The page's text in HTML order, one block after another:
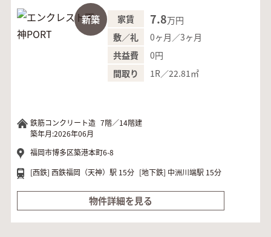
新築 家賃 7.8万円
敷／礼
0ヶ月／3ヶ月
共益費
0円
間取り
1R／22.81㎡
鉄筋コンクリート造 7階／14階建
築年月:2026年06月
福岡市博多区築港本町6-8
[西鉄] 西鉄福岡（天神）駅 15分 [地下鉄] 中洲川端駅 15分
物件詳細を見る